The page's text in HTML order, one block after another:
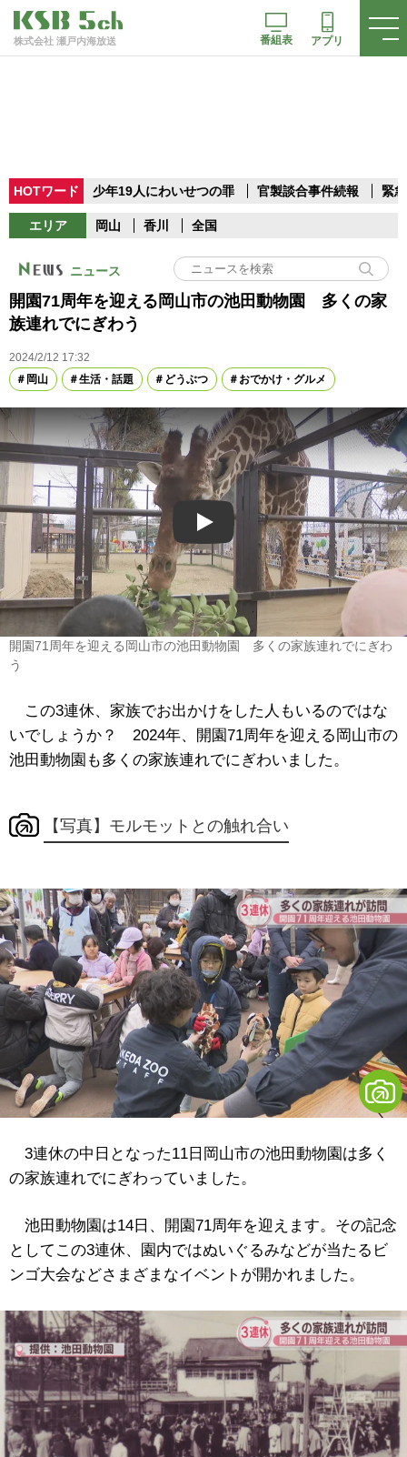
株式会社 瀬戸内海放送 番組表 アプリ
HOTワード 少年19人にわいせつの罪 官製談合事件続報 緊
エリア 岡山 香川 全国
ニュース
開園71周年を迎える岡山市の池田動物園 多くの家
族連れでにぎわう
2024/2/12 17:32
岡山
生活・話題 どうぶつ おでかけ・グルメ
Play
開園71周年を迎える岡山市の池田動物園 多くの家族連れでにぎわ
う
この3連休、家族でお出かけをした人もいるのではな
いでしょうか？ 2024年、開園71周年を迎える岡山市の
池田動物園も多くの家族連れでにぎわいました。
【写真】モルモットとの触れ合い
3連休の中日となった11日岡山市の池田動物園は多く
の家族連れでにぎわっていました。
池田動物園は14日、開園71周年を迎えます。その記念
としてこの3連休、園内ではぬいぐるみなどが当たるビ
ンゴ大会などさまざまなイベントが開かれました。